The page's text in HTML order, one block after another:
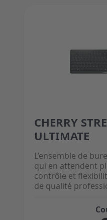
L’ensemble de
qui en attendent
contrôle et
de qualité
The price
CHERRY
ULTIMATE